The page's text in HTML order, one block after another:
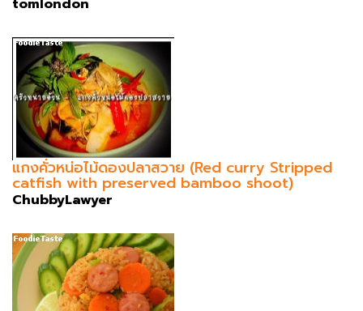
tomlondon
แกงคั่วหน่อไม้ดองปลาสวาย (Red curry Stripped
catfish with preserved bamboo shoot)
ChubbyLawyer